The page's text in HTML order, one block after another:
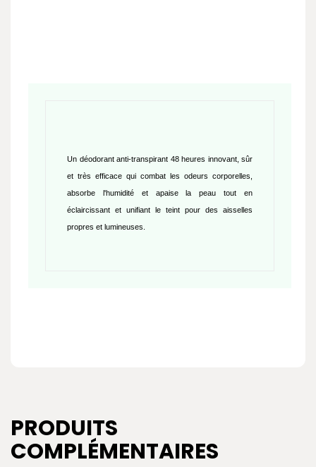
Un déodorant anti-transpirant 48 heures innovant, sûr
et très efficace qui combat les odeurs corporelles,
absorbe l'humidité et apaise la peau tout en
éclaircissant et unifiant le teint pour des aisselles
propres et lumineuses.
PRODUITS
COMPLÉMENTAIRES